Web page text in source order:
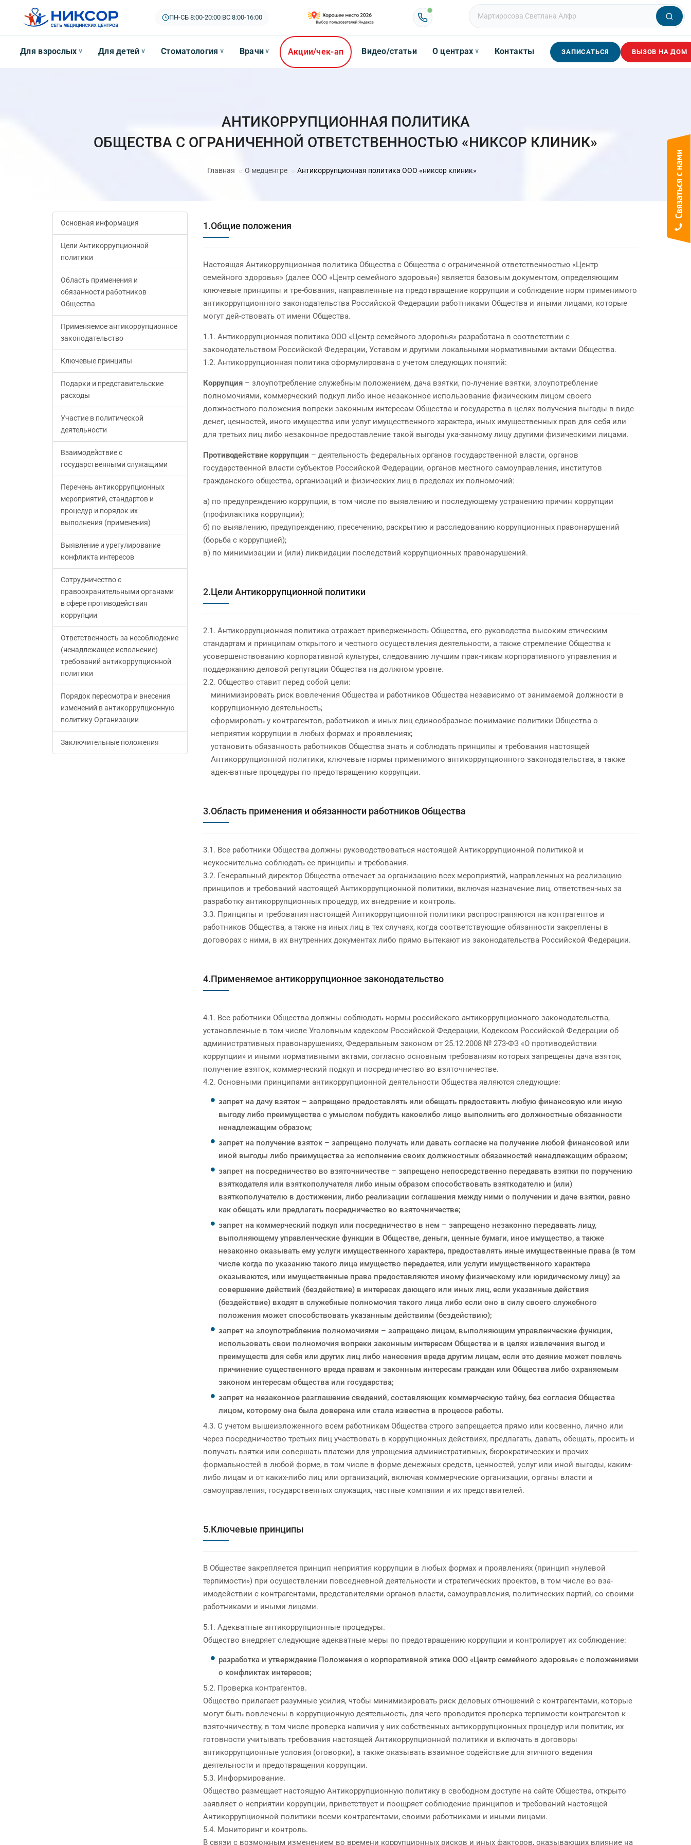
ПН-СБ 8:00-20:00| ВС 8:00-16:00
Для взрослых ∨ Для детей ∨ Стоматология ∨ Врачи ∨ Акции/чек-ап Видео/статьи О центрах ∨ Контакты ЗАПИСАТЬСЯ ВЫЗОВ НА ДОМ
АНТИКОРРУПЦИОННАЯ ПОЛИТИКА
ОБЩЕСТВА С ОГРАНИЧЕННОЙ ОТВЕТСТВЕННОСТЬЮ «НИКСОР КЛИНИК»
Главная О медцентре Антикоррупционная политика ООО «никсор клиник»
Основная информация
Цели Антикоррупционной
политики
Область применения и
обязанности работников
Общества
Применяемое антикоррупционное
законодательство
Ключевые принципы
Подарки и представительские
расходы
Участие в политической
деятельности
Взаимодействие с
государственными служащими
Перечень антикоррупционных
мероприятий, стандартов и
процедур и порядок их
выполнения (применения)
Выявление и урегулирование
конфликта интересов
Сотрудничество с
правоохранительными органами
в сфере противодействия
коррупции
Ответственность за несоблюдение
(ненадлежащее исполнение)
требований антикоррупционной
политики
Порядок пересмотра и внесения
изменений в антикоррупционную
политику Организации
Заключительные положения
1.Общие положения
Настоящая Антикоррупционная политика Общества с Общества с ограниченной ответственностью «Центр
семейного здоровья» (далее ООО «Центр семейного здоровья») является базовым документом, определяющим
ключевые принципы и тре-бования, направленные на предотвращение коррупции и соблюдение норм применимого
антикоррупционного законодательства Российской Федерации работниками Общества и иными лицами, которые
могут дей-ствовать от имени Общества.
1.1. Антикоррупционная политика ООО «Центр семейного здоровья» разработана в соответствии с
законодательством Российской Федерации, Уставом и другими локальными нормативными актами Общества.
1.2. Антикоррупционная политика сформулирована с учетом следующих понятий:
Коррупция– злоупотребление служебным положением, дача взятки, по-лучение взятки, злоупотребление
полномочиями, коммерческий подкуп либо иное незаконное использование физическим лицом своего
должностного положения вопреки законным интересам Общества и государства в целях получения выгоды в виде
денег, ценностей, иного имущества или услуг имущественного характера, иных имущественных прав для себя или
для третьих лиц либо незаконное предоставление такой выгоды ука-занному лицу другими физическими лицами.
Противодействие коррупции – деятельность федеральных органов государственной власти, органов
государственной власти субъектов Российской Федерации, органов местного самоуправления, институтов
гражданского общества, организаций и физических лиц в пределах их полномочий:
а) по предупреждению коррупции, в том числе по выявлению и последующему устранению причин коррупции
(профилактика коррупции);
б) по выявлению, предупреждению, пресечению, раскрытию и расследованию коррупционных правонарушений
(борьба с коррупцией);
в) по минимизации и (или) ликвидации последствий коррупционных правонарушений.
2.Цели Антикоррупционной политики
2.1. Антикоррупционная политика отражает приверженность Общества, его руководства высоким этическим
стандартам и принципам открытого и честного осуществления деятельности, а также стремление Общества к
усовершенствованию корпоративной культуры, следованию лучшим прак-тикам корпоративного управления и
поддержанию деловой репутации Общества на должном уровне.
2.2. Общество ставит перед собой цели:
минимизировать риск вовлечения Общества и работников Общества независимо от занимаемой должности в
коррупционную деятельность;
сформировать у контрагентов, работников и иных лиц единообразное понимание политики Общества о
неприятии коррупции в любых формах и проявлениях;
установить обязанность работников Общества знать и соблюдать принципы и требования настоящей
Антикоррупционной политики, ключевые нормы применимого антикоррупционного законодательства, а также
адек-ватные процедуры по предотвращению коррупции.
3.Область применения и обязанности работников Общества
3.1. Все работники Общества должны руководствоваться настоящей Антикоррупционной политикой и
неукоснительно соблюдать ее принципы и требования.
3.2. Генеральный директор Общества отвечает за организацию всех мероприятий, направленных на реализацию
принципов и требований настоящей Антикоррупционной политики, включая назначение лиц, ответствен-ных за
разработку антикоррупционных процедур, их внедрение и контроль.
3.3. Принципы и требования настоящей Антикоррупционной политики распространяются на контрагентов и
работников Общества, а также на иных лиц в тех случаях, когда соответствующие обязанности закреплены в
договорах с ними, в их внутренних документах либо прямо вытекают из законодательства Российской Федерации.
4.Применяемое антикоррупционное законодательство
4.1. Все работники Общества должны соблюдать нормы российского антикоррупционного законодательства,
установленные в том числе Уголовным кодексом Российской Федерации, Кодексом Российской Федерации об
административных правонарушениях, Федеральным законом от 25.12.2008 № 273-ФЗ «О противодействии
коррупции» и иными нормативными актами, согласно основным требованиям которых запрещены дача взяток,
получение взяток, коммерческий подкуп и посредничество во взяточничестве.
4.2. Основными принципами антикоррупционной деятельности Общества являются следующие:
запрет на дачу взяток – запрещено предоставлять или обещать предоставить любую финансовую или иную
выгоду либо преимущества с умыслом побудить какоелибо лицо выполнить его должностные обязанности
ненадлежащим образом;
запрет на получение взяток – запрещено получать или давать согласие на получение любой финансовой или
иной выгоды либо преимущества за исполнение своих должностных обязанностей ненадлежащим образом;
запрет на посредничество во взяточничестве – запрещено непосредственно передавать взятки по поручению
взяткодателя или взяткополучателя либо иным образом способствовать взяткодателю и (или)
взяткополучателю в достижении, либо реализации соглашения между ними о получении и даче взятки, равно
как обещать или предлагать посредничество во взяточничестве;
запрет на коммерческий подкуп или посредничество в нем – запрещено незаконно передавать лицу,
выполняющему управленческие функции в Обществе, деньги, ценные бумаги, иное имущество, а также
незаконно оказывать ему услуги имущественного характера, предоставлять иные имущественные права (в том
числе когда по указанию такого лица имущество передается, или услуги имущественного характера
оказываются, или имущественные права предоставляются иному физическому или юридическому лицу) за
совершение действий (бездействие) в интересах дающего или иных лиц, если указанные действия
(бездействие) входят в служебные полномочия такого лица либо если оно в силу своего служебного
положения может способствовать указанным действиям (бездействию);
запрет на злоупотребление полномочиями – запрещено лицам, выполняющим управленческие функции,
использовать свои полномочия вопреки законным интересам Общества и в целях извлечения выгод и
преимуществ для себя или других лиц либо нанесения вреда другим лицам, если это деяние может повлечь
причинение существенного вреда правам и законным интересам граждан или Общества либо охраняемым
законом интересам общества или государства;
запрет на незаконное разглашение сведений, составляющих коммерческую тайну, без согласия Общества
лицом, которому она была доверена или стала известна в процессе работы.
4.3. С учетом вышеизложенного всем работникам Общества строго запрещается прямо или косвенно, лично или
через посредничество третьих лиц участвовать в коррупционных действиях, предлагать, давать, обещать, просить и
получать взятки или совершать платежи для упрощения административных, бюрократических и прочих
формальностей в любой форме, в том числе в форме денежных средств, ценностей, услуг или иной выгоды, каким-
либо лицам и от каких-либо лиц или организаций, включая коммерческие организации, органы власти и
самоуправления, государственных служащих, частные компании и их представителей.
5.Ключевые принципы
В Обществе закрепляется принцип неприятия коррупции в любых формах и проявлениях (принцип «нулевой
терпимости») при осуществлении повседневной деятельности и стратегических проектов, в том числе во вза-
имодействии с контрагентами, представителями органов власти, самоуправления, политических партий, со своими
работниками и иными лицами.
5.1. Адекватные антикоррупционные процедуры.
Общество внедряет следующие адекватные меры по предотвращению коррупции и контролирует их соблюдение:
разработка и утверждение Положения о корпоративной этике ООО «Центр семейного здоровья» с положениями
о конфликтах интересов;
5.2. Проверка контрагентов.
Общество прилагает разумные усилия, чтобы минимизировать риск деловых отношений с контрагентами, которые
могут быть вовлечены в коррупционную деятельность, для чего проводится проверка терпимости контрагентов к
взяточничеству, в том числе проверка наличия у них собственных антикоррупционных процедур или политик, их
готовности учитывать требования настоящей Антикоррупционной политики и включать в договоры
антикоррупционные условия (оговорки), а также оказывать взаимное содействие для этичного ведения
деятельности и предотвращения коррупции.
5.3. Информирование.
Общество размещает настоящую Антикоррупционную политику в свободном доступе на сайте Общества, открыто
заявляет о неприятии коррупции, приветствует и поощряет соблюдение принципов и требований настоящей
Антикоррупционной политики всеми контрагентами, своими работниками и иными лицами.
5.4. Мониторинг и контроль.
В связи с возможным изменением во времени коррупционных рисков и иных факторов, оказывающих влияние на